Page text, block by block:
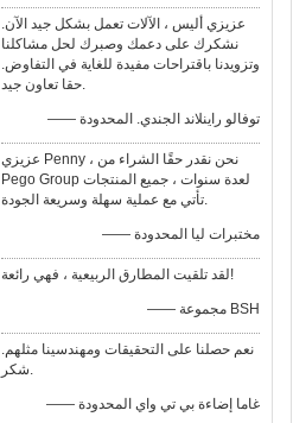
عزيزي أليس ، الآلات تعمل بشكل جيد الآن.
نشكرك على دعمك وصبرك لحل مشاكلنا
وتزويدنا باقتراحات مفيدة للغاية في التفاوض.
حقا تعاون جيد.
—— توفالو راينلاند الجندي. المحدودة
عزيزي Penny ، نحن نقدر حقًا الشراء من
Pego Group لعدة سنوات ، جميع المنتجات
تأتي مع عملية سهلة وسريعة الجودة.
—— مختبرات ليا المحدودة
لقد تلقيت المطارق الربيعية ، فهي رائعة!
—— مجموعة BSH
نعم حصلنا على التحقيقات ومهندسينا مثلهم.
شكر.
—— غاما إضاءة بي تي واي المحدودة